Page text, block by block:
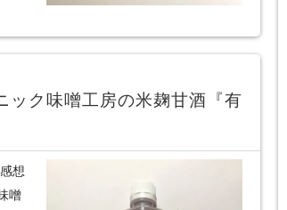
ック味噌工房の米麹甘酒『有
想
噌